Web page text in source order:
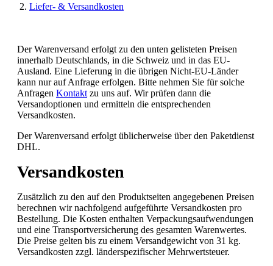
Liefer- & Versandkosten
Der Warenversand erfolgt zu den unten gelisteten Preisen
innerhalb Deutschlands, in die Schweiz und in das EU-
Ausland. Eine Lieferung in die übrigen Nicht-EU-Länder
kann nur auf Anfrage erfolgen. Bitte nehmen Sie für solche
Anfragen Kontakt zu uns auf. Wir prüfen dann die
Versandoptionen und ermitteln die entsprechenden
Versandkosten.
Der Warenversand erfolgt üblicherweise über den Paketdienst
DHL.
Versandkosten
Zusätzlich zu den auf den Produktseiten angegebenen Preisen
berechnen wir nachfolgend aufgeführte Versandkosten pro
Bestellung. Die Kosten enthalten Verpackungsaufwendungen
und eine Transportversicherung des gesamten Warenwertes.
Die Preise gelten bis zu einem Versandgewicht von 31 kg.
Versandkosten zzgl. länderspezifischer Mehrwertsteuer.